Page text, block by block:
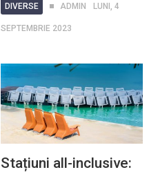
DIVERSE ADMIN LUNI, 4
SEPTEMBRIE 2023
Stațiuni all-inclusive: